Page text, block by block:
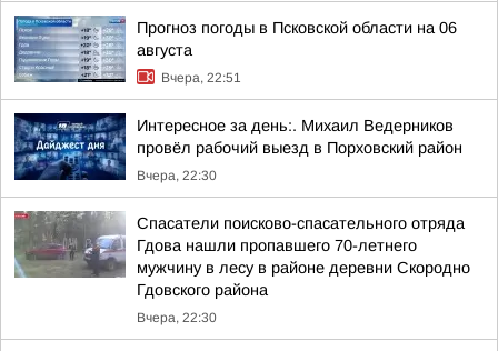
Прогноз погоды в Псковской области на 06
августа
Вчера, 22:51
Интересное за день:. Михаил Ведерников
провёл рабочий выезд в Порховский район
Вчера, 22:30
Спасатели поисково-спасательного отряда
Гдова нашли пропавшего 70-летнего
мужчину в лесу в районе деревни Скородно
Гдовского района
Вчера, 22:30